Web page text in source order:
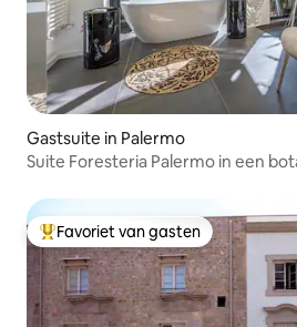
Gastsuite in Palermo
Suite Foresteria Palermo in een
Topfavoriet van gasten
Favoriet van gasten